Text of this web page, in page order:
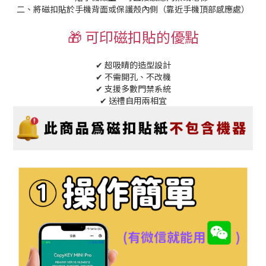
二、將磁扣貼於手機背面或保護殼內側（靠近手機頂部感應處）
🎁 可印磁扣貼的優點
✔ 超吸睛的造型設計
✔ 不需開孔、不改機
✔ 支援多數門禁系統
✔ 送禮自用兩相宜